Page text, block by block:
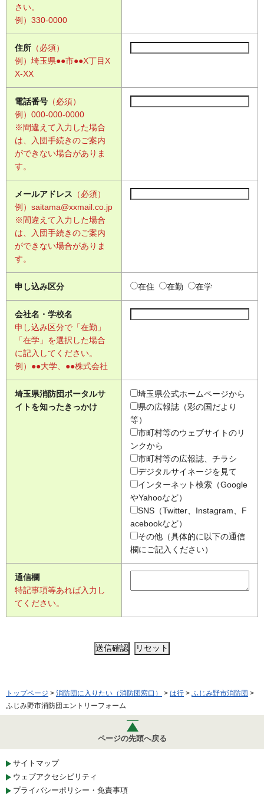
さい。
例）330-0000
住所 （必須）
例）埼玉県●●市●●X丁目X
X-XX
電話番号 （必須）
例）000-000-0000
※間違えて入力した場合
は、入団手続きのご案内
ができない場合がありま
す。
メールアドレス （必須）
例）saitama@xxmail.co.jp
※間違えて入力した場合
は、入団手続きのご案内
ができない場合がありま
す。
申し込み区分 在住 在勤 在学
会社名・学校名
申し込み区分で「在勤」
「在学」を選択した場合
に記入してください。
例）●●大学、●●株式会社
埼玉県消防団ポータルサ
イトを知ったきっかけ
埼玉県公式ホームページから
県の広報誌（彩の国だより
等）
市町村等のウェブサイトのリ
ンクから
市町村等の広報誌、チラシ
デジタルサイネージを見て
インターネット検索（Google
やYahooなど）
SNS（Twitter、Instagram、F
acebookなど）
その他（具体的に以下の通信
欄にご記入ください）
通信欄
特記事項等あれば入力し
てください。
トップページ > 消防団に入りたい（消防団窓口） > は行 > ふじみ野市消防団 >
ふじみ野市消防団エントリーフォーム
ページの先頭へ戻る
サイトマップ
ウェブアクセシビリティ
プライバシーポリシー・免責事項